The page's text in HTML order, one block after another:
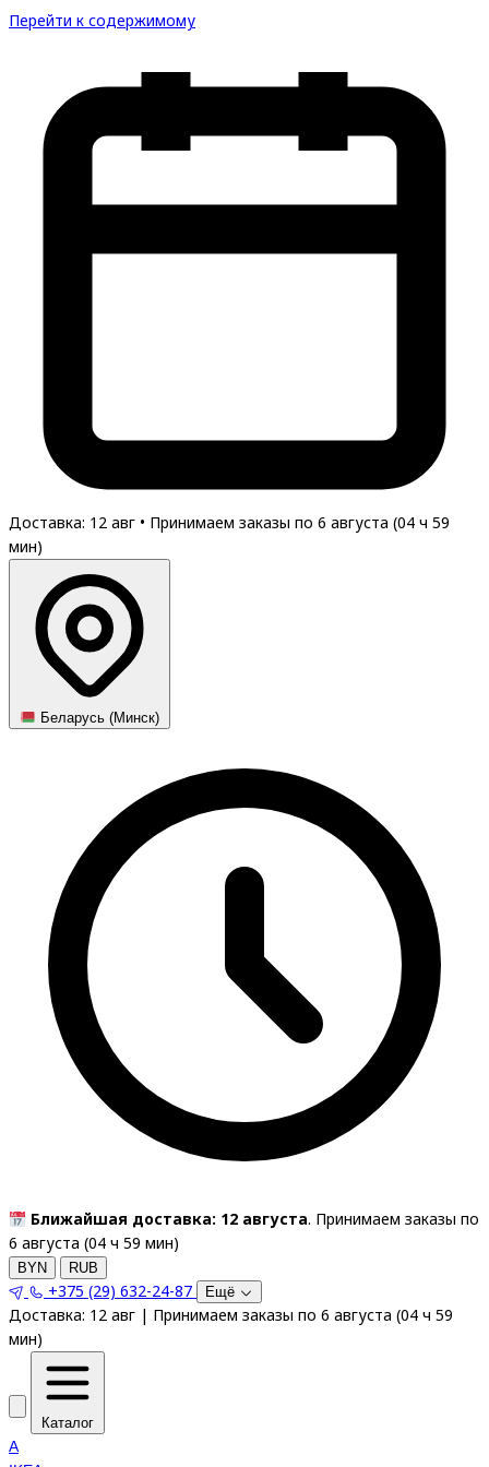
Перейти к содержимому
Доставка: 12 авг • Принимаем заказы по 6 августа (04 ч 59
мин)
Беларусь (Минск)
Ближайшая доставка: 12 августа. Принимаем заказы по
6 августа (04 ч 59 мин)
BYN RUB
+375 (29) 632-24-87 Ещё
Доставка: 12 авг | Принимаем заказы по 6 августа (04 ч 59
мин)
Каталог
A